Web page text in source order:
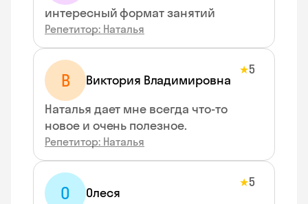
интересный формат занятий
Репетитор: Наталья
В Виктория Владимировна
★5
Наталья дает мне всегда что-то
новое и очень полезное.
Репетитор: Наталья
О Олеся
★5